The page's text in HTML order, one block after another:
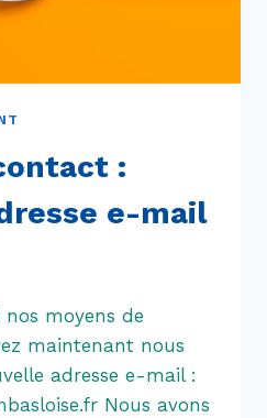
:
e-mail
moyens de
maintenant nous
adresse e-mail :
Nous avons